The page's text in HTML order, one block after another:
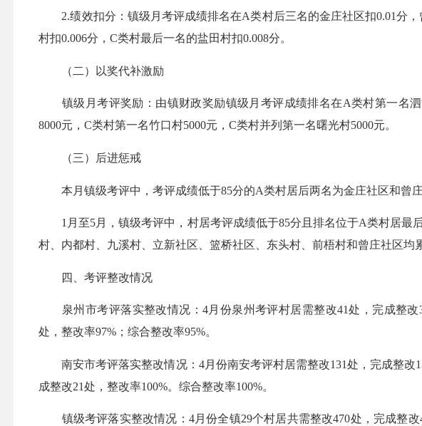
2.绩效扣分：镇级月考评成绩排名在A类村后三名的金庄社区扣0.01分，
村扣0.006分，C类村最后一名的盐田村扣0.008分。
（二）以奖代补激励
镇级月考评奖励：由镇财政奖励镇级月考评成绩排名在A类村第一名泗
8000元，C类村第一名竹口村5000元，C类村并列第一名曙光村5000元。
（三）后进惩戒
本月镇级考评中，考评成绩低于85分的A类村居后两名为金庄社区和曾
1月至5月，镇级考评中，村居考评成绩低于85分且排名位于A类村居最
村、内都村、九溪村、立新社区、篮桥社区、东头村、前梧村和曾庄社区均
四、考评整改情况
泉州市考评落实整改情况：4月份泉州考评村居需整改41处，完成整改
处，整改率97%；综合整改率95%。
南安市考评落实整改情况：4月份南安考评村居需整改131处，完成整改
成整改21处，整改率100%。综合整改率100%。
镇级考评落实整改情况：4月份全镇29个村居共需整改470处，完成整改